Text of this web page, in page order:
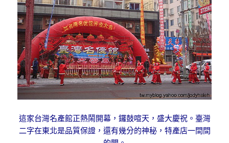
這家台灣名產館正熱鬧開幕，鑼鼓喧天，盛大慶祝。臺灣
二字在東北是品質保證，還有幾分的神秘，特產店一間間